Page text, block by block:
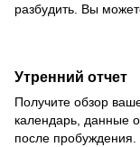
разбудить. Вы
Утренний отчет
Получите обзор
календарь, данные
после